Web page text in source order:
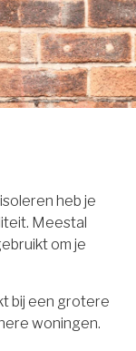
heb je
Meestal
om je
bij een grotere
woningen.